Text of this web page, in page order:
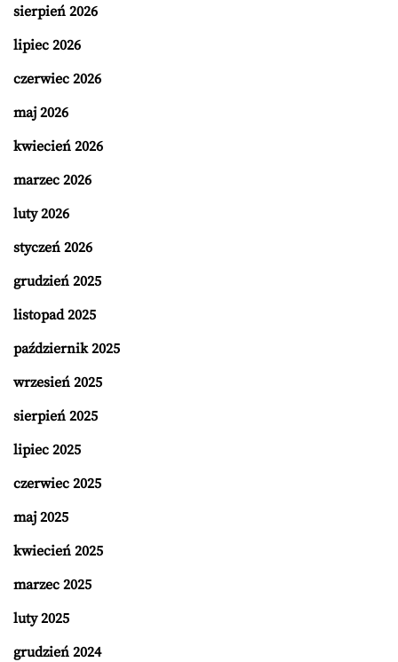
sierpień 2026
lipiec 2026
czerwiec 2026
maj 2026
kwiecień 2026
marzec 2026
luty 2026
styczeń 2026
grudzień 2025
listopad 2025
październik 2025
wrzesień 2025
sierpień 2025
lipiec 2025
czerwiec 2025
maj 2025
kwiecień 2025
marzec 2025
luty 2025
grudzień 2024